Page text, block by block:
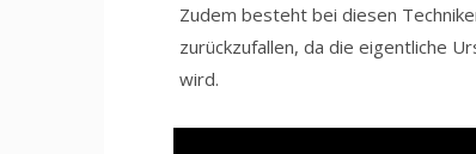
Zudem besteht bei diesen
zurückzufallen, da die eigentliche
wird.